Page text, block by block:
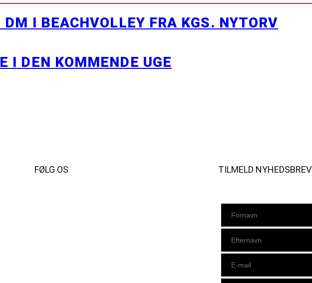
DM I BEACHVOLLEY FRA KGS. NYTORV
I DEN KOMMENDE UGE
FØLG OS TILMELD NYHEDSBREV